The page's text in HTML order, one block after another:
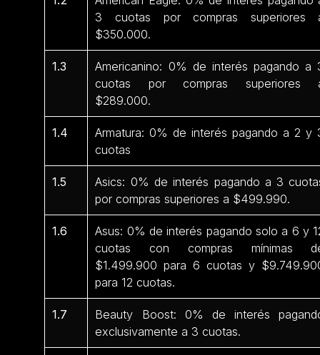
3 cuotas por compras superiores
$350.000.
1.3
Americanino: 0% de interés pagando a
cuotas por compras superiores
$289.000.
1.4
Armatura: 0% de interés pagando a 2 y
cuotas
1.5
Asics: 0% de interés pagando a 3
por compras superiores a $499.990.
1.6
Asus: 0% de interés pagando solo a 6 y
cuotas con compras mínimas
$1.499.900 para 6 cuotas y
para 12 cuotas.
1.7
Beauty Boost: 0% de interés
exclusivamente a 3 cuotas.